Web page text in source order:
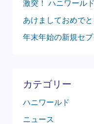
激突！ ハニワール
あけましておめで
年末年始の新規セ
カテゴリー
ハニワールド
ニュース